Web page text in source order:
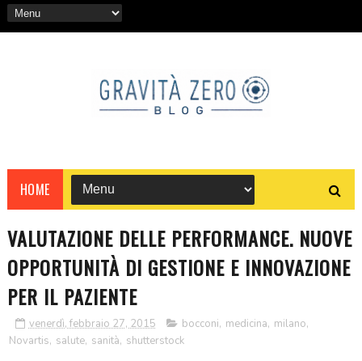
HOME
VALUTAZIONE DELLE PERFORMANCE. NUOVE
OPPORTUNITÀ DI GESTIONE E INNOVAZIONE
PER IL PAZIENTE
venerdì, febbraio 27, 2015 bocconi, medicina, milano,
Novartis, salute, sanità, shutterstock